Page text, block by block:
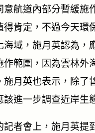
意航道內部分暫緩施
得肯定，不過今天環
海域，施月英認為，
作範圍，因為雲林外
施月英也表示，除了
該進一步調查近岸生
記者會上，施月英提